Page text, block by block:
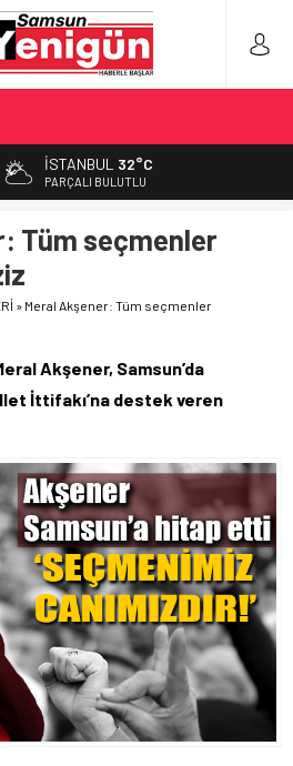
İSTANBUL 32°C
PARÇALI BULUTLU
Tüm seçmenler
» Meral Akşener: Tüm seçmenler
Akşener, Samsun’da
İttifakı’na destek veren